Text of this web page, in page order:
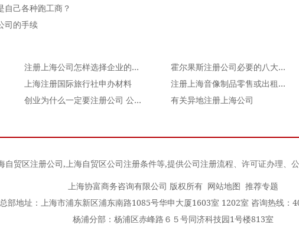
自己各种跑工商？
司的手续
注册上海公司怎样选择企业的类型？
霍尔果斯注册公司必要的八大步骤
上海注册国际旅行社申办材料
注册上海音像制品零售或出租公司的流程
创业为什么一定要注册公司 公司和个人运营差距真的很大
有关异地注册上海公司
自贸区注册公司,上海自贸区公司注册条件等,提供公司注册流程、许可证办理、
上海协富商务咨询有限公司 版权所有 网站地图 推荐专题
总部地址：上海市浦东新区浦东南路1085号华申大厦1603室 1202室 咨询热线：
杨浦分部：杨浦区赤峰路６５号同济科技园1号楼813室